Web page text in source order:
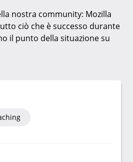
nostra community: Mozilla
ciò che è successo durante
il punto della situazione su